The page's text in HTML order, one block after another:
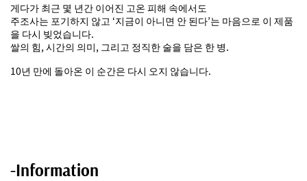
게다가 최근 몇 년간 이어진 고온 피해 속에서도
주조사는 포기하지 않고 ‘지금이 아니면 안 된다’는 마음으로 이 제품
을 다시 빚었습니다.
쌀의 힘, 시간의 의미, 그리고 정직한 술을 담은 한 병.
10년 만에 돌아온 이 순간은 다시 오지 않습니다.
-Information